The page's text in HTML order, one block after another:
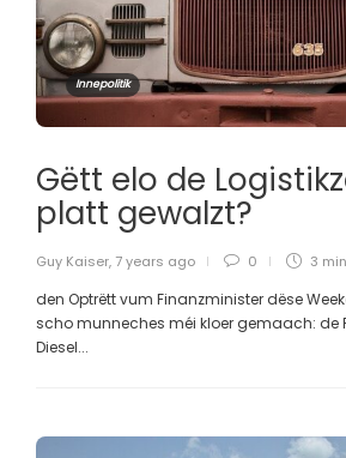
Innepolitik
Gëtt elo de
platt gewalzt?
Guy Kaiser, 7 years ago 0 3 min
den Optrëtt vum Finanzminister dëse
scho munneches méi kloer gemaach: de
Diesel...